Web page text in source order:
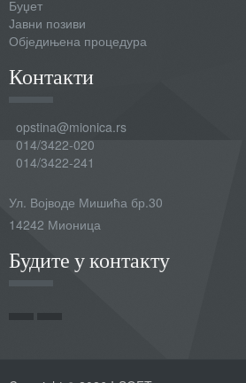
Буџет
Јавни позиви
Обједињена процедура
Контакти
opstina@mionica.rs
014/3422-020
014/3422-241
Ул. Војводе Мишића бр.30
14242 Мионица
Будите у контакту